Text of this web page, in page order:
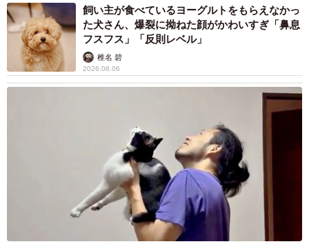
飼い主が食べているヨーグルトをもらえなかっ
た犬さん、爆裂に拗ねた顔がかわいすぎ「鼻息
フスフス」「反則レベル」
椎名 碧
2026.08.06